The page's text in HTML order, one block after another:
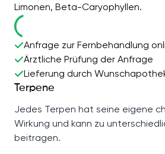
Limonen, Beta-Caryophyllen.
Anfrage zur Fernbehandlung
Ärztliche Prüfung der Anfrage
Lieferung durch
Terpene
Jedes Terpen hat seine eigene
Wirkung und kann zu
beitragen.